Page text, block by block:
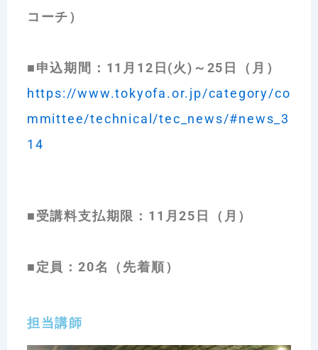
コーチ）
■申込期間：11月12日(火)～25日（月）
https://www.tokyofa.or.jp/category/co
mmittee/technical/tec_news/#news_3
14
■受講料支払期限：11月25日（月）
■定員：20名（先着順）
担当講師